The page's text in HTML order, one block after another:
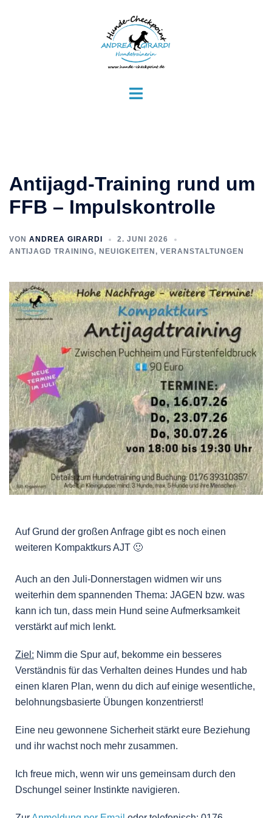
Antijagd-Training rund um
FFB – Impulskontrolle
VON ANDREA GIRARDI
2. JUNI 2026
ANTIJAGD TRAINING, NEUIGKEITEN , VERANSTALTUNGEN
Auf Grund der großen Anfrage gibt es noch einen
weiteren Kompaktkurs AJT 🙂
Auch an den Juli-Donnerstagen widmen wir uns
weiterhin dem spannenden Thema: JAGEN bzw. was
kann ich tun, dass mein Hund seine Aufmerksamkeit
verstärkt auf mich lenkt.
Ziel: Nimm die Spur auf, bekomme ein besseres
Verständnis für das Verhalten deines Hundes und hab
einen klaren Plan, wenn du dich auf einige wesentliche,
belohnungsbasierte Übungen konzentrierst!
Eine neu gewonnene Sicherheit stärkt eure Beziehung
und ihr wachst noch mehr zusammen.
Ich freue mich, wenn wir uns gemeinsam durch den
Dschungel seiner Instinkte navigieren.